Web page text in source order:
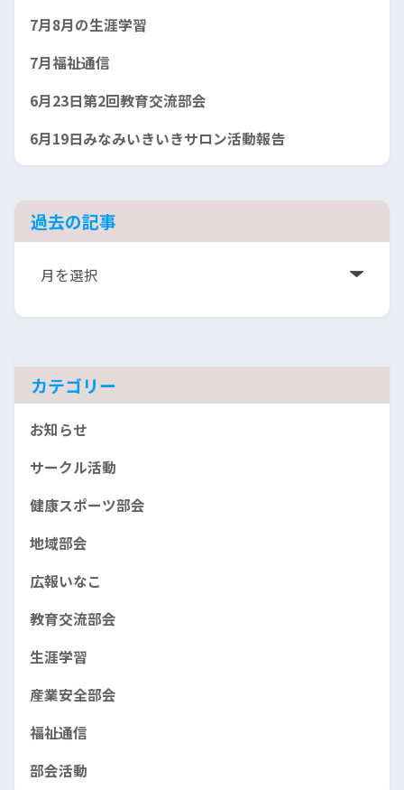
7月8月の生涯学習
7月福祉通信
6月23日第2回教育交流部会
6月19日みなみいきいきサロン活動報告
過去の記事
ア
カ
ブ
カテゴリー
お知らせ
サークル活動
健康スポーツ部会
地域部会
広報いなこ
教育交流部会
生涯学習
産業安全部会
福祉通信
部会活動